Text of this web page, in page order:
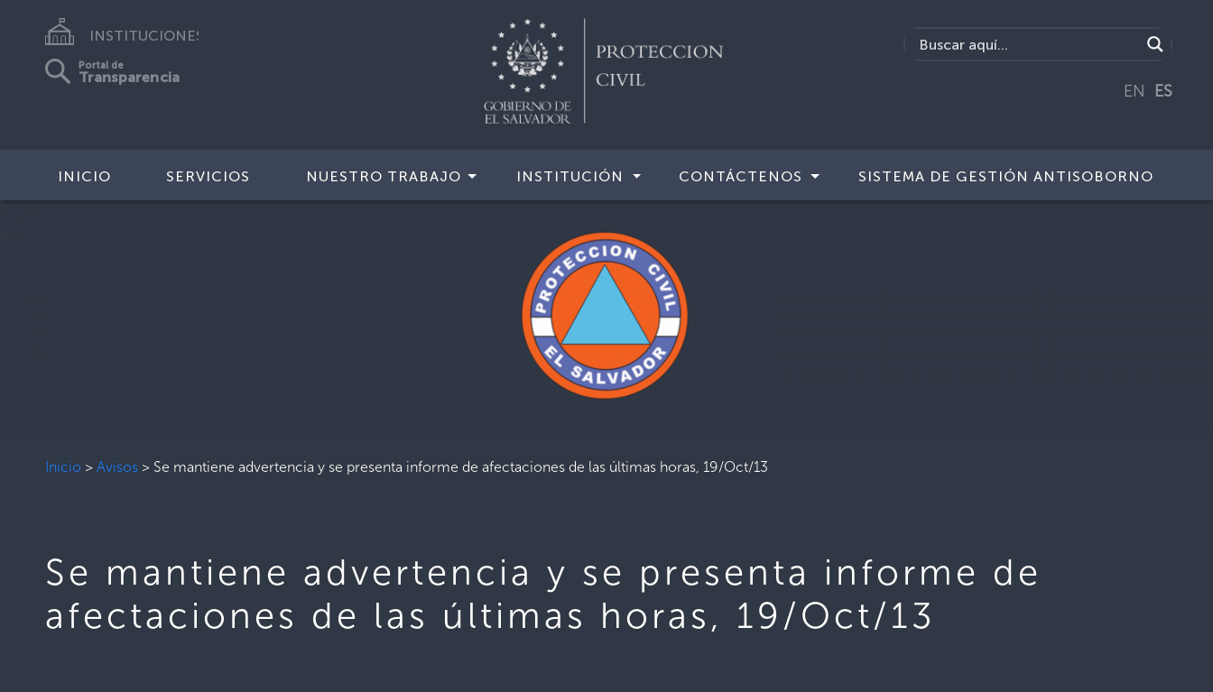
INSTITUCIONES
Portal de
Transparencia
EN ES
INICIO SERVICIOS NUESTRO TRABAJO INSTITUCIÓN CONTÁCTENOS SISTEMA DE GESTIÓN ANTISOBORNO
Inicio > Avisos > Se mantiene advertencia y se presenta informe de afectaciones de las últimas horas, 19/Oct/13
Se mantiene advertencia y se presenta informe de
afectaciones de las últimas horas, 19/Oct/13